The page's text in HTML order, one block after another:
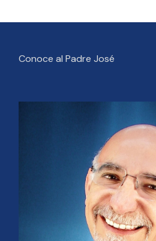
Conoce al Padre José